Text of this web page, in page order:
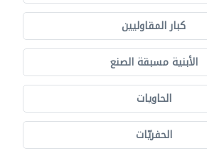
كبار المقاوليين
الأبنية مسبقة الصنع
الحاويات
الحفريّات